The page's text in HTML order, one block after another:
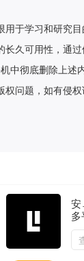
用于学习和研究
久可用性，通
中彻底删除上述
权问题，如有侵